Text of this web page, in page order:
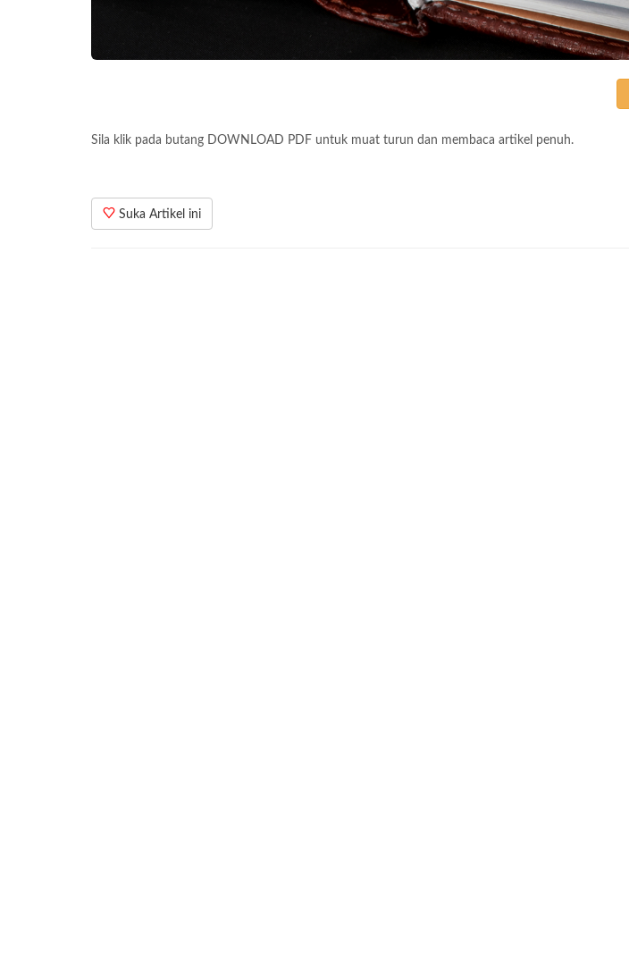
Sila klik pada butang DOWNLOAD PDF untuk muat turun dan membaca artikel penuh.
Suka Artikel ini